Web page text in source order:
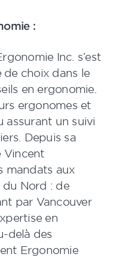
:
Inc. s’est
choix dans le
en ergonomie.
ergonomes et
assurant un suivi
Depuis sa
Vincent
mandats aux
du Nord : de
par Vancouver
en
delà des
Ergonomie